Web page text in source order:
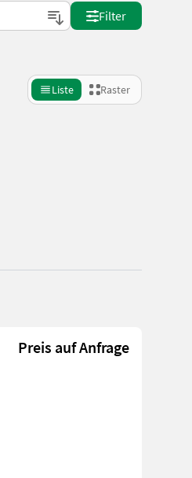
Filter
Liste Raster
Preis auf Anfrage